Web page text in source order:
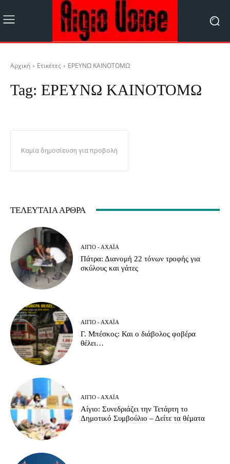
Αρχική Ετικέτες ΕΡΕΥΝΩ ΚΑΙΝΟΤΟΜΩ
Tag: ΕΡΕΥΝΩ ΚΑΙΝΟΤΟΜΩ
Καμία δημοσίευση για προβολή
ΤΕΛΕΥΤΑΊΑ ΆΡΘΡΑ
ΑΊΓΙΟ - ΑΧΑΪ́Α
Πάτρα: Διανομή 22 τόνων τροφής για
σκύλους και γάτες
ΑΊΓΙΟ - ΑΧΑΪ́Α
Γ. Μπέσκος: Και ο διάβολος φοβέρα
θέλει…
ΑΊΓΙΟ - ΑΧΑΪ́Α
Αίγιο: Συνεδριάζει την Τετάρτη το
Δημοτικό Συμβούλιο – Δείτε τα θέματα